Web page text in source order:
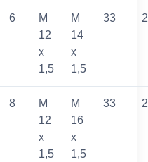
6
M
12
x
1,5
M
14
x
1,5
33
8
M
12
x
1,5
M
16
x
1,5
33